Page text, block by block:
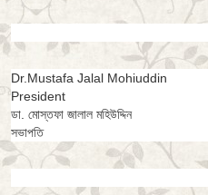
Dr.Mustafa Jalal Mohiuddin
President
ডা. মোস্তফা জালাল মহিউদ্দিন
সভাপতি